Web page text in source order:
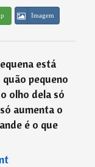
Imagem
está
pequeno
olho dela só
aumenta o
é o que